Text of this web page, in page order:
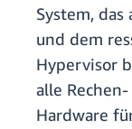
System,
und dem
Hypervisor
alle
Hardware